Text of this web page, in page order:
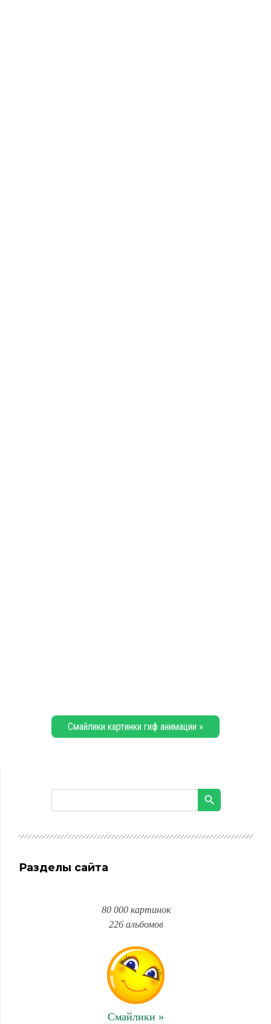
Смайлики картинки гиф анимации »
Разделы сайта
80 000 картинок
226 альбомов
Смайлики »